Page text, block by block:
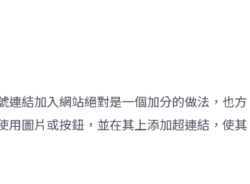
結加入網站絕對是一個加分的做法，也方
用圖片或按鈕，並在其上添加超連結，使其